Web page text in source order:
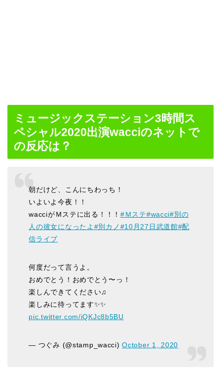
ミュージックステーション3時間ス
ペシャル2020出演wacciのネットで
の反応は？
朝だけど、こんにちわっち！
いよいよ今夜！！
wacciがＭステに出る！！！ #Ｍステ#wacci#別の
人の彼女になったよ #別カノ #10月27日武道館#配
信ライブ
何度だって言うよ。
おめでとう！おめでとう〜っ！
楽しんできてください♫
楽しみに待ってます✨✨
pic.twitter.com/iQKJc8b5BU
— つぐみ (@stamp_wacci)October 1, 2020